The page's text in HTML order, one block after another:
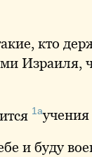
кто
Израиля,
1аучения
и буду